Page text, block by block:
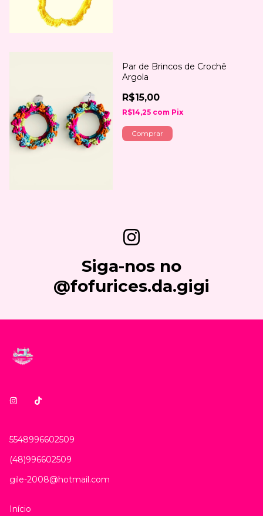
Par de Brincos de Crochê
Argola
R$15,00
R$14,25 com Pix
Comprar
Siga-nos no
@fofurices.da.gigi
5548996602509
(48)996602509
gile-2008@hotmail.com
Início